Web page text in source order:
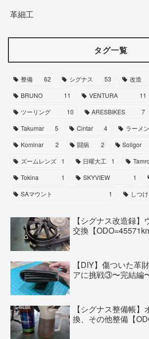
革細工
タグ一覧
整備 62 シグナス 53 改造
BRUNO
11 VENTURA 11
ツーリング
10 ARESBIKES 7
Takumar
5 Cintar 4 ラーメン
Kominar
2 闘病 2 Soligor
ズームレンズ
1 日曜大工 1
Tokina
1 SKYVIEW 1
SAマウント
1 しつけ
【シグナス改造録
交換【ODO=45571km
【DIY】傷ついた革
アに挑戦③〜完結編
【シグナス整備帳
換、その他整備【